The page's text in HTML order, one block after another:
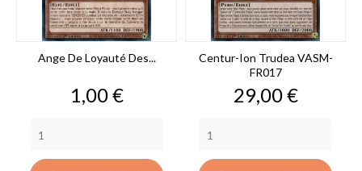
Ange De Loyauté Des...
Prix
1,00 €
Centur-Ion Trudea VASM-
FR017
Prix
29,00 €